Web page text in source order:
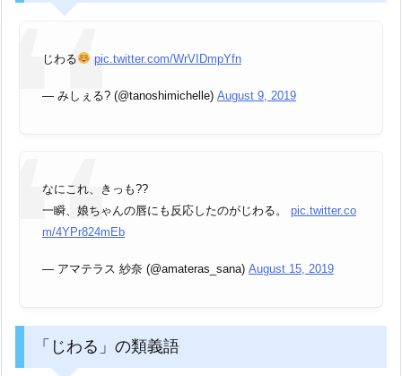
じわる pic.twitter.com/WrVIDmpYfn
— みしぇる? (@tanoshimichelle) August 9, 2019
なにこれ、きっも??
一瞬、娘ちゃんの唇にも反応したのがじわる。 pic.twitter.co
m/4YPr824mEb
— アマテラス 紗奈 (@amateras_sana) August 15, 2019
「じわる」の類義語